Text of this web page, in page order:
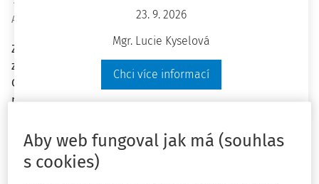
23. 9. 2026
Mgr. Lucie Kyselová
Chci více informací
Aktuální k
Zaměstnavatel musí před zahájením prací seznámit
zaměstnance se způsobem zajišťování první pomoci.
Osamoceného zaměstnance nebo samostatně
pracujícího zaměstnance musí zaměstnavatel seznámit s
pracovišti nebo pro dorozumívání se zaměstnavatelem.
Aby web fungoval jak má (souhlas
s cookies)